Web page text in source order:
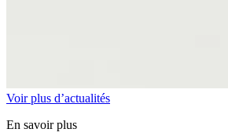
Voir plus d’actualités
En savoir plus